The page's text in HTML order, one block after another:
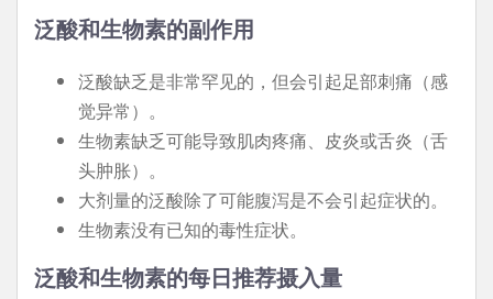
泛酸和生物素的副作用
泛酸缺乏是非常罕见的，但会引起足部刺痛（感
觉异常）。
生物素缺乏可能导致肌肉疼痛、皮炎或舌炎（舌
头肿胀）。
大剂量的泛酸除了可能腹泻是不会引起症状的。
生物素没有已知的毒性症状。
泛酸和生物素的每日推荐摄入量